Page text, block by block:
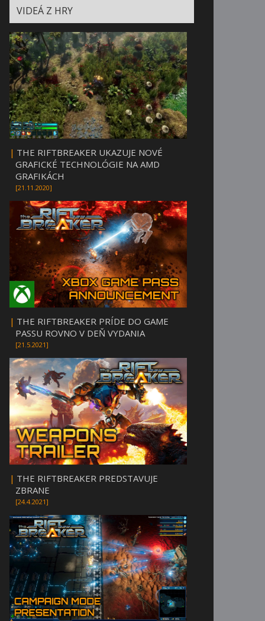
VIDEÁ Z HRY
| THE RIFTBREAKER UKAZUJE NOVÉ
GRAFICKÉ TECHNOLÓGIE NA AMD
GRAFIKÁCH
[21.11.2020]
| THE RIFTBREAKER PRÍDE DO GAME
PASSU ROVNO V DEŇ VYDANIA
[21.5.2021]
| THE RIFTBREAKER PREDSTAVUJE
ZBRANE
[24.4.2021]